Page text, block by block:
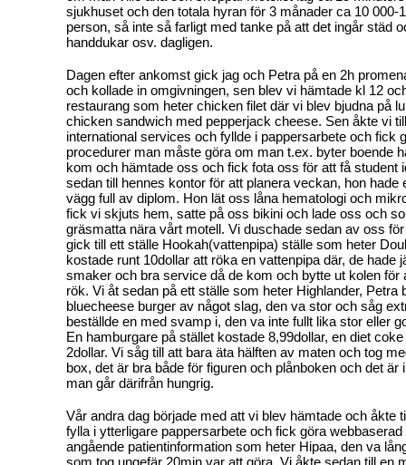
sjukhuset och den totala hyran för 3 månader ca 10 000-
person, så inte så farligt med tanke på att det ingår städ
handdukar osv. dagligen.
Dagen efter ankomst gick jag och Petra på en 2h
och kollade in omgivningen, sen blev vi hämtade kl 12
restaurang som heter chicken filet där vi blev bjudna på
chicken sandwich med pepperjack cheese. Sen åkte vi
international services och fyllde i pappersarbete och fick
procedurer man måste göra om man t.ex. byter boende
kom och hämtade oss och fick fota oss för att få student
sedan till hennes kontor för att planera veckan, hon hade
vägg full av diplom. Hon lät oss låna hematologi och
fick vi skjuts hem, satte på oss bikini och lade oss och
gräsmatta nära vårt motell. Vi duschade sedan av oss
gick till ett ställe Hookah(vattenpipa) ställe som heter
kostade runt 10dollar att röka en vattenpipa där, de hade
smaker och bra service då de kom och bytte ut kolen för
rök. Vi åt sedan på ett ställe som heter Highlander, Petra
bluecheese burger av något slag, den va stor och såg
beställde en med svamp i, den va inte fullt lika stor eller
En hamburgare på stället kostade 8,99dollar, en diet
2dollar. Vi såg till att bara äta hälften av maten och tog
box, det är bra både för figuren och plånboken och det är
man går därifrån hungrig.
Vår andra dag började med att vi blev hämtade och åkte
fylla i ytterligare pappersarbete och fick göra
angående patientinformation som heter Hipaa, den va
som tog ungefär 20min var att göra. Vi åkte sedan till en